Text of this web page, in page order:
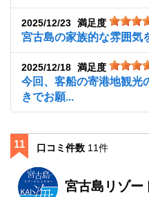
2025/12/23 満足度
宮古島の家族的な雰囲気
2025/12/18 満足度
今回、客船の寄港地観光
きでお願...
口コミ件数 11件
宮古島リゾー
11